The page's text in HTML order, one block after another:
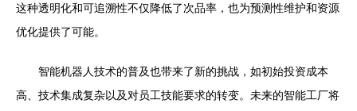
这种透明化和可追溯性不仅降低了次品率，也为预测性维护和资源
优化提供了可能。
智能机器人技术的普及也带来了新的挑战，如初始投资成本
高、技术集成复杂以及对员工技能要求的转变。未来的智能工厂将